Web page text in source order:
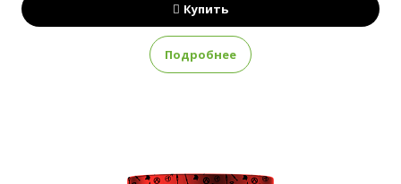
Купить
Подробнее